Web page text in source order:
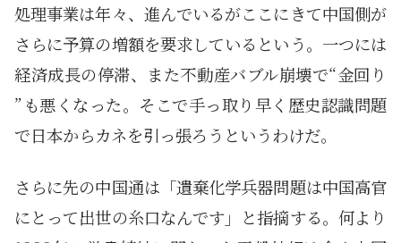
処理事業は年々、進んでいるがここにきて中国側が
さらに予算の増額を要求しているという。一つには
経済成長の停滞、また不動産バブル崩壊で“金回り
”も悪くなった。そこで手っ取り早く歴史認識問題
で日本からカネを引っ張ろうというわけだ。
さらに先の中国通は「遺棄化学兵器問題は中国高官
にとって出世の糸口なんです」と指摘する。何より